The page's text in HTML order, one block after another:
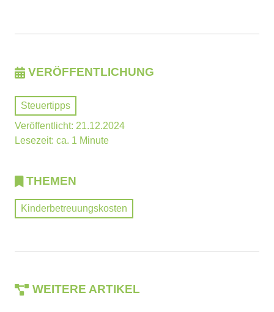
VERÖFFENTLICHUNG
Steuertipps
Veröffentlicht: 21.12.2024
Lesezeit: ca. 1 Minute
THEMEN
Kinderbetreuungskosten
WEITERE ARTIKEL